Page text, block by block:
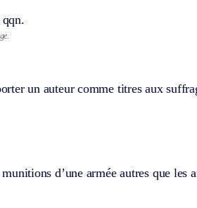
qqn.
un auteur comme titres aux
d’une armée autres que les